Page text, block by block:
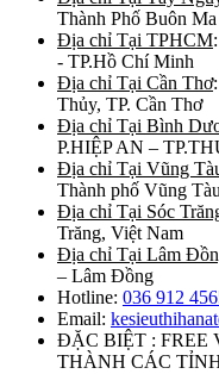
Thành Phố Buôn
Địa chỉ Tại TPHCM
- TP.Hồ Chí Minh
Địa chỉ Tại Cần Thơ
Thủy, TP. Cần Thơ
Địa chỉ Tại Bình
P.HIỆP AN –
Địa chỉ Tại Vũng
Thành phố Vũng Tàu
Địa chỉ Tại Sóc
Trăng, Việt Nam
Địa chỉ Tại Lâm
– Lâm Đồng
Hotline: 036 912
Email:
ĐẶC BIỆT : FREE
THÀNH CÁC